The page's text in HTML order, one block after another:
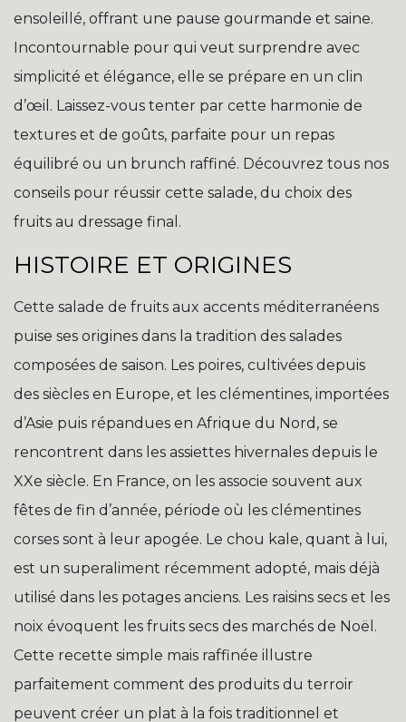
ensoleillé, offrant une pause gourmande et saine.
Incontournable pour qui veut surprendre avec
simplicité et élégance, elle se prépare en un clin
d’œil. Laissez-vous tenter par cette harmonie de
textures et de goûts, parfaite pour un repas
équilibré ou un brunch raffiné. Découvrez tous nos
conseils pour réussir cette salade, du choix des
fruits au dressage final.
HISTOIRE ET ORIGINES
Cette salade de fruits aux accents méditerranéens
puise ses origines dans la tradition des salades
composées de saison. Les poires, cultivées depuis
des siècles en Europe, et les clémentines, importées
d’Asie puis répandues en Afrique du Nord, se
rencontrent dans les assiettes hivernales depuis le
XXe siècle. En France, on les associe souvent aux
fêtes de fin d’année, période où les clémentines
corses sont à leur apogée. Le chou kale, quant à lui,
est un superaliment récemment adopté, mais déjà
utilisé dans les potages anciens. Les raisins secs et les
noix évoquent les fruits secs des marchés de Noël.
Cette recette simple mais raffinée illustre
parfaitement comment des produits du terroir
peuvent créer un plat à la fois traditionnel et